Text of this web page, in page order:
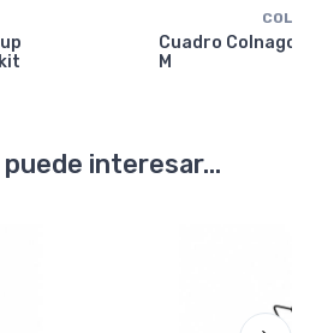
Cuadro Colnago
M
interesar...